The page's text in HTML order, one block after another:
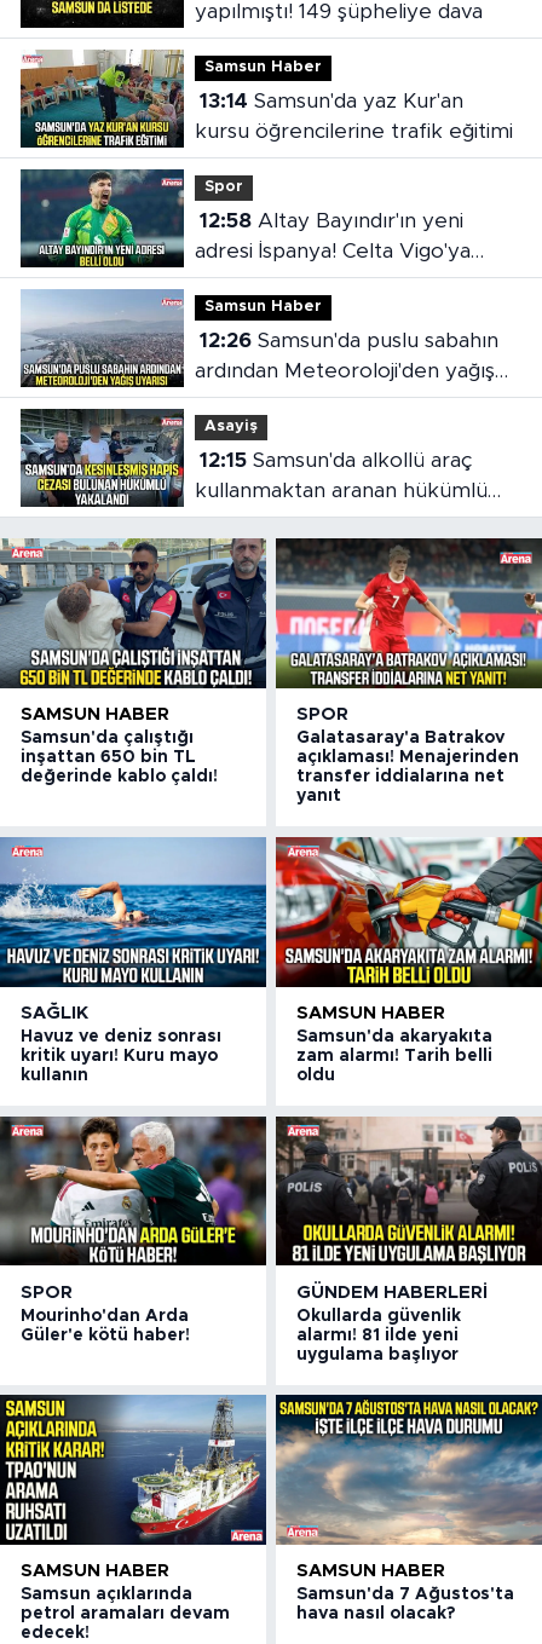
yapılmıştı! 149 şüpheliye dava
Samsun Haber
13:14
kursu öğrencilerine trafik eğitimi
Spor
12:58Altay Bayındır'ın yeni
adresi İspanya! Celta Vigo'ya
kiralandı
Samsun Haber
12:26Samsun'da puslu sabahın
ardından Meteoroloji'den yağış
uyarısı
Asayiş
12:15Samsun'da alkollü araç
kullanmaktan aranan hükümlü
cezaevine gönderildi
SAMSUN HABER
Samsun'da çalıştığı
inşattan 650 bin TL
değerinde kablo çaldı!
SPOR
Galatasaray'a Batrakov
açıklaması! Menajerinden
transfer iddialarına net
yanıt
SAĞLIK
Havuz ve deniz sonrası
kritik uyarı! Kuru mayo
kullanın
SAMSUN HABER
Samsun'da akaryakıta
zam alarmı! Tarih belli
oldu
SPOR
Mourinho'dan Arda
Güler'e kötü haber!
GÜNDEM HABERLERI
Okullarda güvenlik
alarmı! 81 ilde yeni
uygulama başlıyor
SAMSUN HABER
Samsun açıklarında
petrol aramaları devam
edecek!
SAMSUN HABER
Samsun'da 7 Ağustos'ta
hava nasıl olacak?